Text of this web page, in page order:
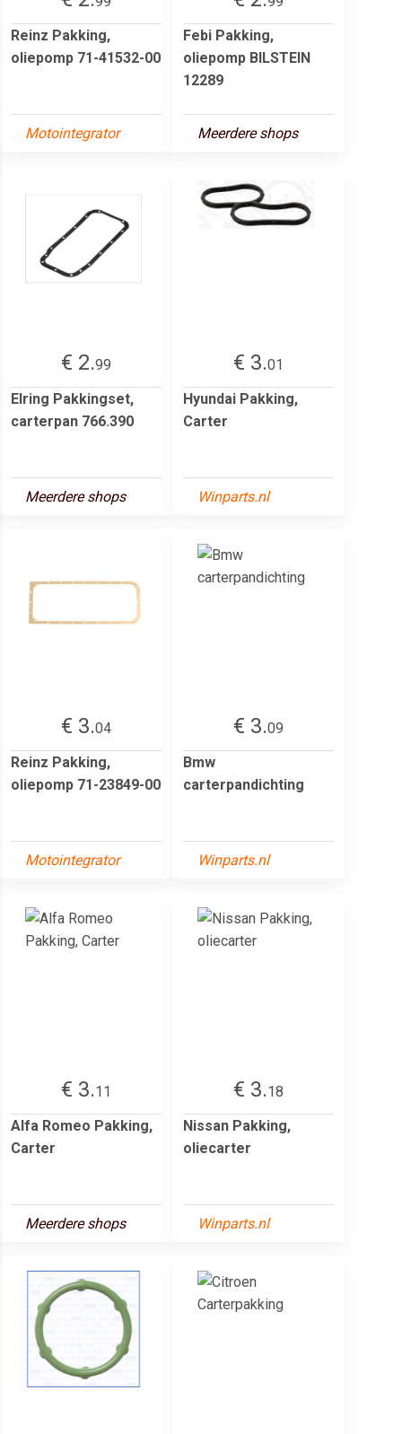
Reinz Pakking,
oliepomp 71-41532-00
Motointegrator
Febi Pakking,
oliepomp BILSTEIN
12289
Meerdere shops
€ 2.99
Elring Pakkingset,
carterpan 766.390
Meerdere shops
€ 3.01
Hyundai Pakking,
Carter
Winparts.nl
€ 3.04
Reinz Pakking,
oliepomp 71-23849-00
Motointegrator
€ 3.09
Bmw
carterpandichting
Winparts.nl
€ 3.11
Alfa Romeo Pakking,
Carter
Meerdere shops
€ 3.18
Nissan Pakking,
oliecarter
Winparts.nl